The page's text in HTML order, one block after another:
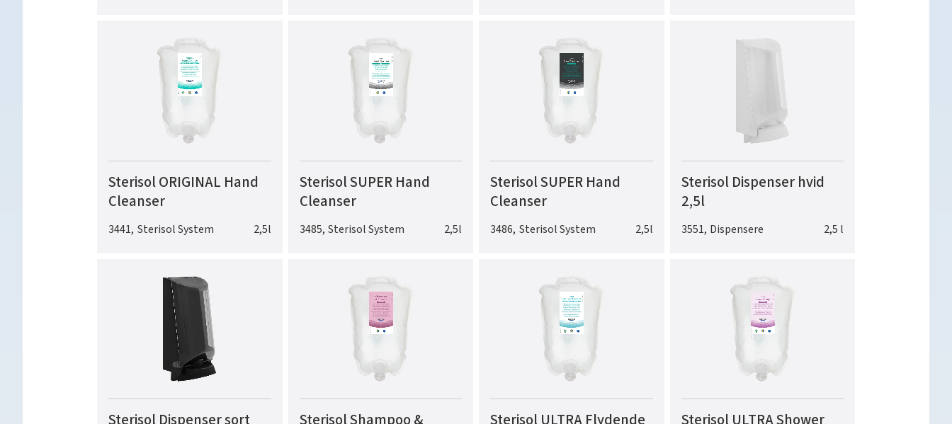
Sterisol ORIGINAL Hand
Cleanser
3441, Sterisol System 2,5l
Sterisol SUPER Hand
Cleanser
3485, Sterisol System 2,5l
Sterisol SUPER Hand
Cleanser
3486, Sterisol System 2,5l
Sterisol Dispenser hvid
2,5l
3551, Dispensere 2,5 l